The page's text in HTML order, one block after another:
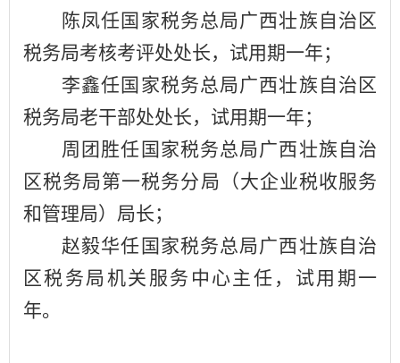
陈凤任国家税务总局广西壮族自治区
税务局考核考评处处长， 试用期一年；
李鑫任国家税务总局广西壮族自治区
税务局老干部处处长， 试用期一年；
周团胜任国家税务总局广西壮族自治
区税务局第一税务分局（大企业税收服务
和管理局）局长；
赵毅华任国家税务总局广西壮族自治
区税务局机关服务中心主任， 试用期一
年。